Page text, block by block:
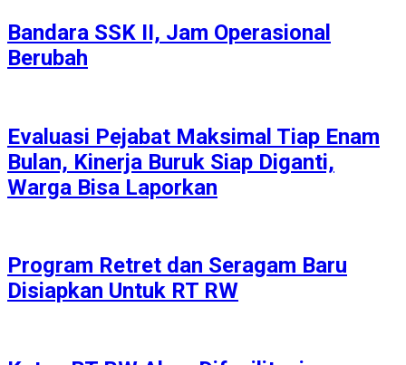
Bandara SSK II, Jam Operasional
Berubah
Evaluasi Pejabat Maksimal Tiap Enam
Bulan, Kinerja Buruk Siap Diganti,
Warga Bisa Laporkan
Program Retret dan Seragam Baru
Disiapkan Untuk RT RW